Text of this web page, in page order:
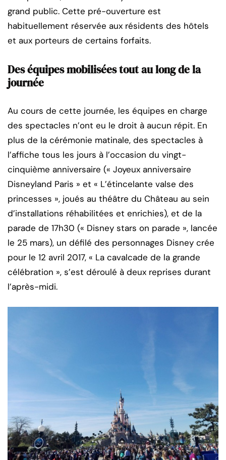
grand public. Cette pré-ouverture est
habituellement réservée aux résidents des hôtels
et aux porteurs de certains forfaits.
Des équipes mobilisées tout au long de la
journée
Au cours de cette journée, les équipes en charge
des spectacles n’ont eu le droit à aucun répit. En
plus de la cérémonie matinale, des spectacles à
l’affiche tous les jours à l’occasion du vingt-
cinquième anniversaire (« Joyeux anniversaire
Disneyland Paris » et « L’étincelante valse des
princesses », joués au théâtre du Château au sein
d’installations réhabilitées et enrichies), et de la
parade de 17h30 (« Disney stars on parade », lancée
le 25 mars), un défilé des personnages Disney crée
pour le 12 avril 2017, « La cavalcade de la grande
célébration », s’est déroulé à deux reprises durant
l’après-midi.